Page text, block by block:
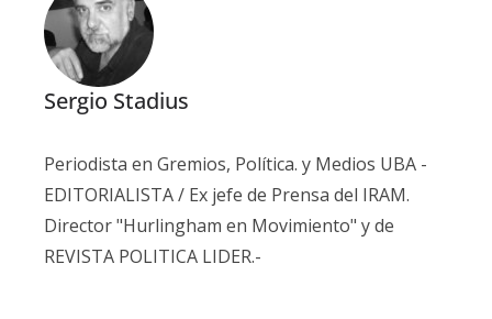
Sergio Stadius
Periodista en Gremios, Política. y Medios UBA -
EDITORIALISTA / Ex jefe de Prensa del IRAM.
Director "Hurlingham en Movimiento" y de
REVISTA POLITICA LIDER.-